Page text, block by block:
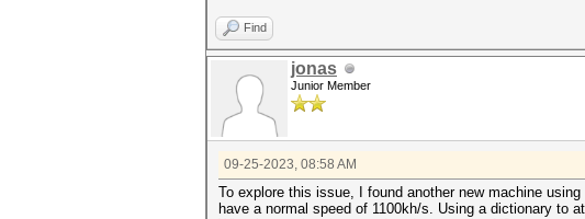
Find
jonas
Junior Member
09-25-2023, 08:58 AM
To explore this issue, I found another new machine
have a normal speed of 1100kh/s. Using a dictionary to